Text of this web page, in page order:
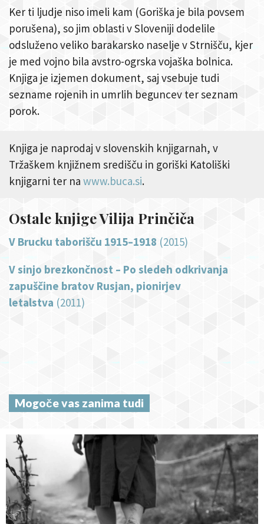
Ker ti ljudje niso imeli kam (Goriška je bila povsem
porušena), so jim oblasti v Sloveniji dodelile
odsluženo veliko barakarsko naselje v Strnišču, kjer
je med vojno bila avstro-ogrska vojaška bolnica.
Knjiga je izjemen dokument, saj vsebuje tudi
sezname rojenih in umrlih beguncev ter seznam
porok.
Knjiga je naprodaj v slovenskih knjigarnah, v
Tržaškem knjižnem središču in goriški Katoliški
knjigarni ter na www.buca.si.
Ostale knjige Vilija Prinčiča
V Brucku taborišču 1915–1918 (2015)
V sinjo brezkončnost – Po sledeh odkrivanja
zapuščine bratov Rusjan, pionirjev
letalstva (2011)
Mogoče vas zanima tudi